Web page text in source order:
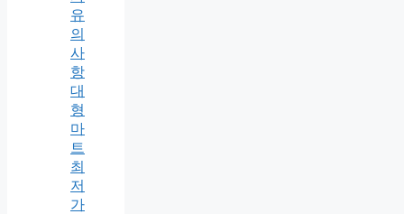
유
의
사
항
대
형
마
트
최
저
가